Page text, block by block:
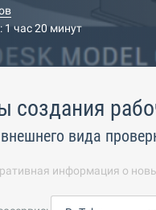
1 час 20 минут
создания
вида
информация о